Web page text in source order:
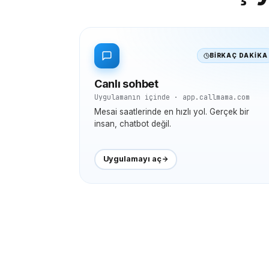
BIRKAÇ DAKIKA
Canlı sohbet
Uygulamanın içinde · app.callmama.com
Mesai saatlerinde en hızlı yol. Gerçek bir
insan, chatbot değil.
Uygulamayı aç